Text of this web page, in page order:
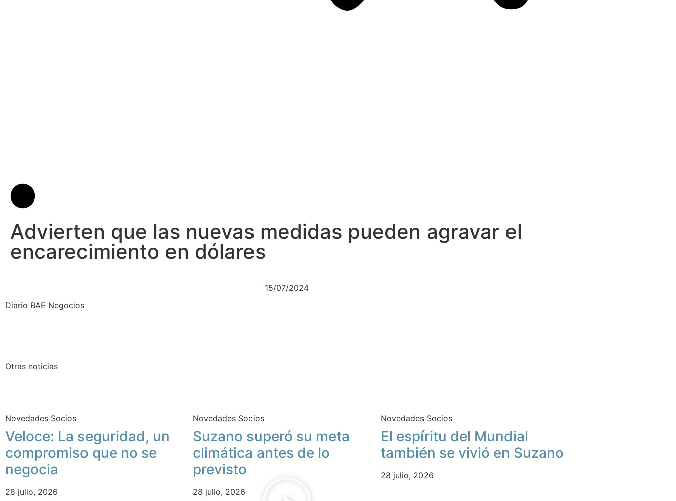
Advierten que las nuevas medidas pueden agravar el
encarecimiento en dólares
15/07/2024
Diario BAE Negocios
Otras noticias
Novedades Socios
Veloce: La seguridad, un
compromiso que no se
negocia
28 julio, 2026
Novedades Socios
Suzano superó su meta
climática antes de lo
previsto
28 julio, 2026
Novedades Socios
El espíritu del Mundial
también se vivió en Suzano
28 julio, 2026